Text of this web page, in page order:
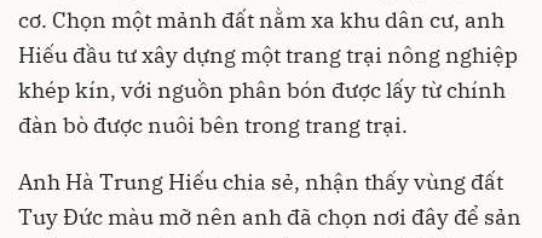
cơ. Chọn một mảnh đất nằm xa khu dân cư, anh
Hiếu đầu tư xây dựng một trang trại nông nghiệp
khép kín, với nguồn phân bón được lấy từ chính
đàn bò được nuôi bên trong trang trại.
Anh Hà Trung Hiếu chia sẻ, nhận thấy vùng đất
Tuy Đức màu mỡ nên anh đã chọn nơi đây để sản